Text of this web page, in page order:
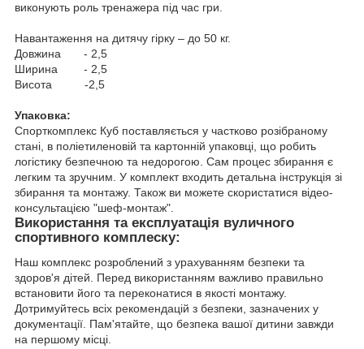
виконують роль тренажера під час гри.
Навантаження на дитячу гірку – до 50 кг.
Довжина - 2,5
Ширина - 2,5
Висота -2,5
Упаковка:
Спорткомплекс Куб поставляється у частково розібраному
стані, в поліетиленовій та картонній упаковці, що робить
логістику безпечною та недорогою. Сам процес збирання є
легким та зручним. У комплект входить детальна інструкція зі
збирання та монтажу. Також ви можете скористатися відео-
консультацією "шеф-монтаж".
Використання та експлуатація вуличного
спортивного комплеску:
Наш комплекс розроблений з урахуванням безпеки та
здоров'я дітей. Перед використанням важливо правильно
встановити його та переконатися в якості монтажу.
Дотримуйтесь всіх рекомендацій з безпеки, зазначених у
документації. Пам'ятайте, що безпека вашої дитини завжди
на першому місці.